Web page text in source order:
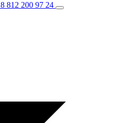
8 812 200 97 24